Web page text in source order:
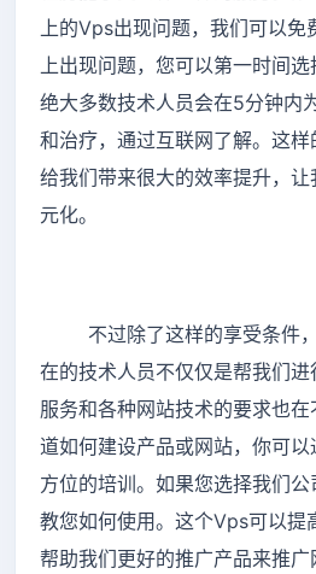
上的Vps出现问题，我们可以免
上出现问题，您可以第一时间选
绝大多数技术人员会在5分钟内
和治疗，通过互联网了解。这
给我们带来很大的效率提升，
元化。
不过除了这样的享受条件，
在的技术人员不仅仅是帮我们
服务和各种网站技术的要求也
道如何建设产品或网站，你可
方位的培训。如果您选择我们
教您如何使用。这个Vps可以提
帮助我们更好的推广产品来推